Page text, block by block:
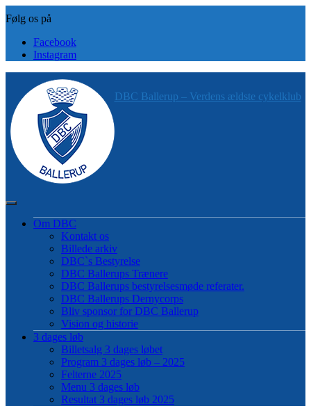
to
content
Facebook
Instagram
DBC Ballerup – Verdens ældste cykelklub
Om DBC
Kontakt os
Billede arkiv
DBC`s Bestyrelse
DBC Ballerups Trænere
DBC Ballerups bestyrelsesmøde referater.
DBC Ballerups Dernycorps
Bliv sponsor for DBC Ballerup
Vision og historie
3 dages løb
Billetsalg 3 dages løbet
Program 3 dages løb – 2025
Felterne 2025
Menu 3 dages løb
Resultat 3 dages løb 2025